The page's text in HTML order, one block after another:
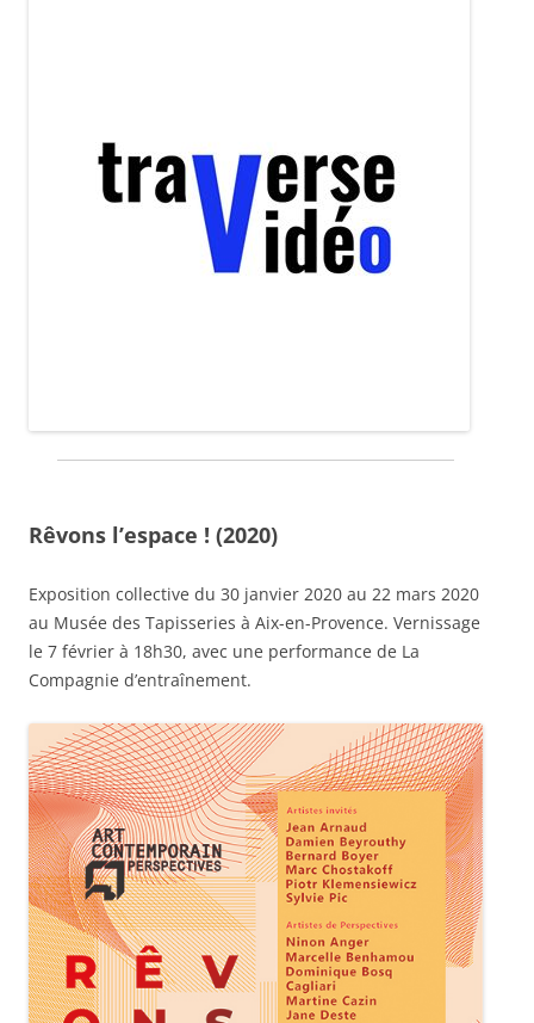
Rêvons l’espace ! (2020)
Exposition collective du 30 janvier 2020 au 22 mars 2020
au Musée des Tapisseries à Aix-en-Provence. Vernissage
le 7 février à 18h30, avec une performance de La
Compagnie d’entraînement.